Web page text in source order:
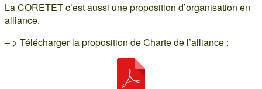
La CORETET c’est aussi une proposition d’organisation en
alliance.
– > Télécharger la proposition de Charte de l’alliance :